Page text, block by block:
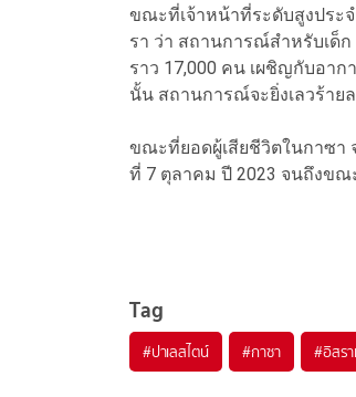
ขณะที่เจ้าหน้าที่ระดับสูงประ
รา ว่า สถานการณ์สำหรับเด็ก
ราว 17,000 คน เผชิญกับอาก
นั้น สถานการณ์จะยิ่งเลวร้ายล
ขณะที่ยอดผู้เสียชีวิตในกาซา
ที่ 7 ตุลาคม ปี 2023 จนถึงขณ
Tag
#ปาเลสไตน์ #กาซา #อิสรา